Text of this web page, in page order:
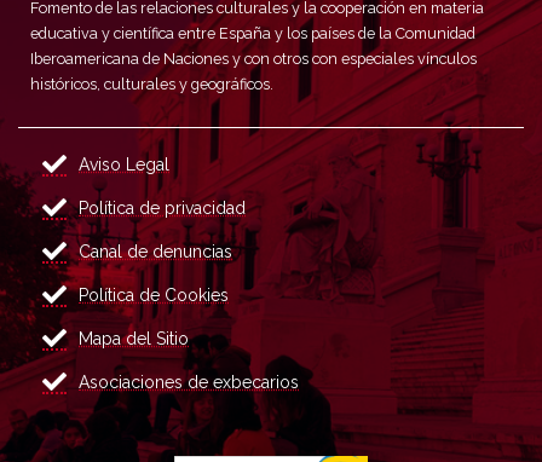
Fomento de las relaciones culturales y la cooperación en materia
educativa y científica entre España y los países de la Comunidad
Iberoamericana de Naciones y con otros con especiales vínculos
históricos, culturales y geográficos.
Aviso Legal
Política de privacidad
Canal de denuncias
Política de Cookies
Mapa del Sitio
Asociaciones de exbecarios